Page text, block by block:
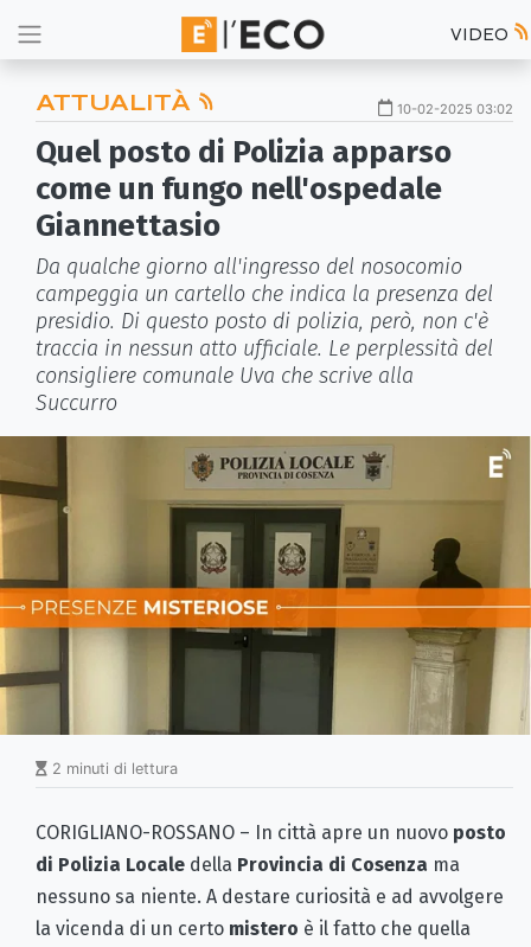
VIDEO
ATTUALITÀ 10-02-2025 03:02
Quel posto di Polizia apparso
come un fungo nell'ospedale
Giannettasio
Da qualche giorno all'ingresso del nosocomio
campeggia un cartello che indica la presenza del
presidio. Di questo posto di polizia, però, non c'è
traccia in nessun atto ufficiale. Le perplessità del
consigliere comunale Uva che scrive alla
Succurro
2 minuti di lettura
CORIGLIANO-ROSSANO – In città apre un nuovo posto
di Polizia Locale della Provincia di Cosenza ma
nessuno sa niente. A destare curiosità e ad avvolgere
la vicenda di un certo mistero è il fatto che quella